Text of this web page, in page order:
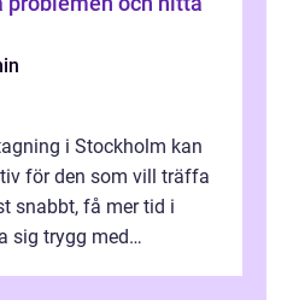
i Stockholm kan
för den som vill träffa
snabbt, få mer tid i
sig trygg med